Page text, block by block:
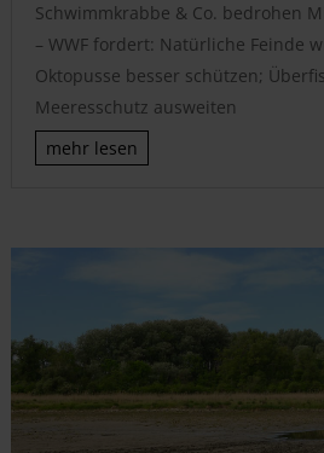
Schwimmkrabbe & Co. bedrohen
– WWF fordert: Natürliche Feinde
Oktopusse besser schützen;
Meeresschutz ausweiten
mehr lesen